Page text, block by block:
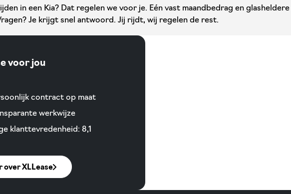
in een Kia? Dat regelen we voor je. Eén vast maandbedrag en glasheldere
Je krijgt snel antwoord. Jij rijdt, wij regelen de rest.
voor jou
contract op maat
werkwijze
klanttevredenheid: 8,1
over XLLease